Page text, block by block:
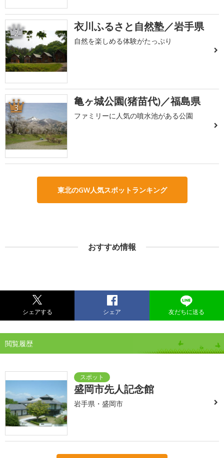
2 衣川ふるさと自然塾／岩手県
自然を楽しめる体験がたっぷり
3 亀ヶ城公園(猪苗代)／福島県
ファミリーに人気の噴水池がある公園
東北のGW人気スポットランキング
おすすめ情報
シェアする シェア 友だちに送る
閲覧履歴
盛岡市先人記念館
岩手県・盛岡市